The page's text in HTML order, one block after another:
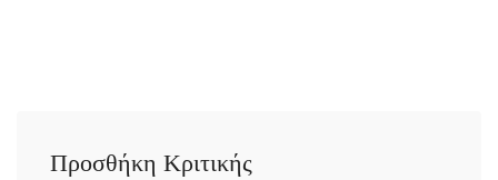
Προσθήκη Κριτικής